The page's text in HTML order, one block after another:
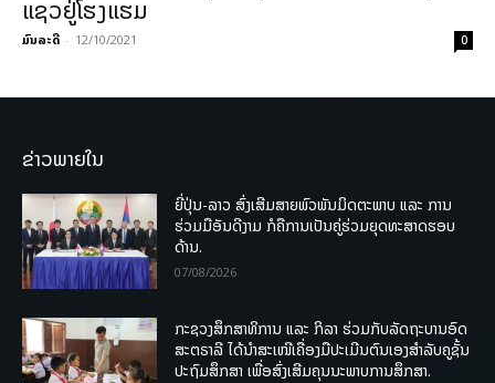
ແຊວຢູ່ໂຮງແຮມ
ມົນລະດີ - 12/10/2021 0
ຂ່າວພາຍໃນ
ຍີ່ປຸ່ນ-ລາວ ສົ່ງເສີມສາຍພົວພັນມິດຕະພາບ ແລະ ການ
ຮ່ວມມືອັນດີງາມ ກໍຄືການເປັນຄູ່ຮ່ວມຍຸດທະສາດຮອບ
ດ້ານ.
07/08/2026
ກະຊວງສຶກສາທິການ ແລະ ກິລາ ຮ່ວມກັບລັດຖະບານອົດ
ສະຕຣາລີ ໄດ້ນຳສະເໜີເຄື່ອງມືປະເມີນຕົນເອງສຳລັບຄູຊັ້ນ
ປະຖົມສຶກສາ ເພື່ອສົ່ງເສີມຄຸນນະພາບການສຶກສາ.